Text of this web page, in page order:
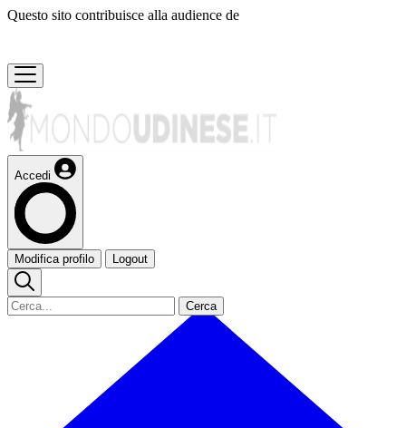
Questo sito contribuisce alla audience de
Accedi
Modifica profilo Logout
Cerca